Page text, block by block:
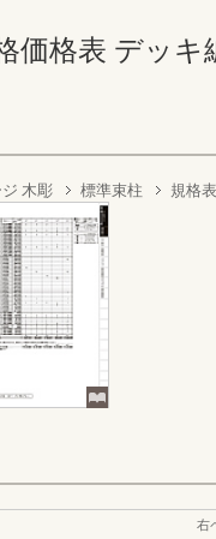
価格表 デッキ
木彫 標準束柱 規格
右